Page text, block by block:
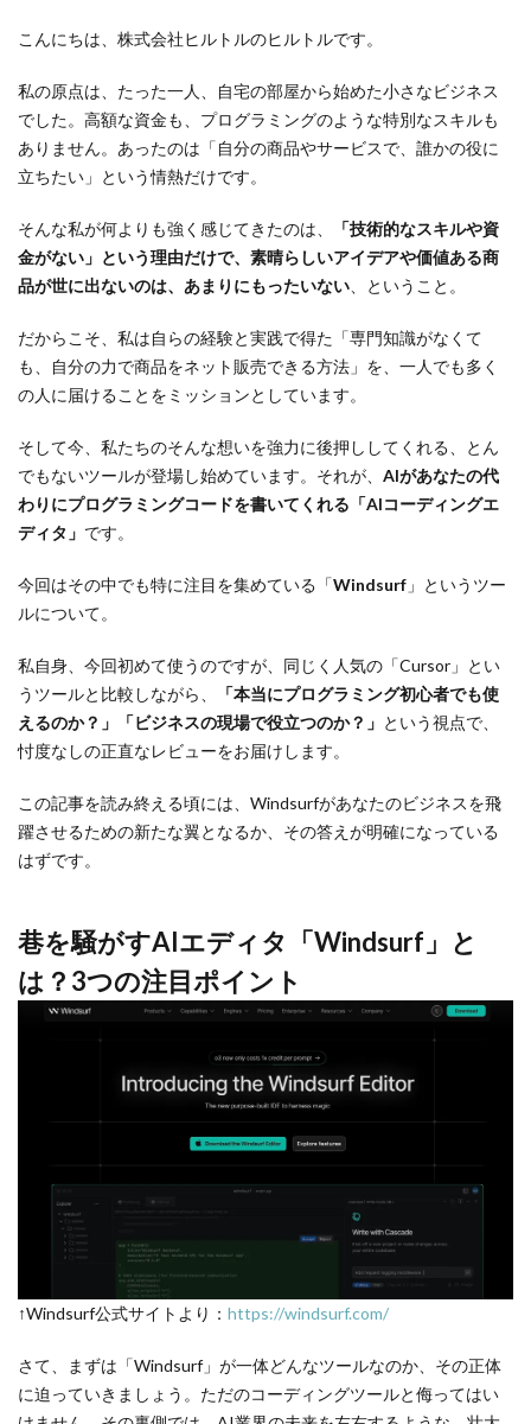
こんにちは、株式会社ヒルトルのヒルトルです。
私の原点は、たった一人、自宅の部屋から始めた小さなビジネス
でした。高額な資金も、プログラミングのような特別なスキルも
ありません。あったのは「自分の商品やサービスで、誰かの役に
立ちたい」という情熱だけです。
そんな私が何よりも強く感じてきたのは、
「技術的なスキルや資
金がない」という理由だけで、素晴らしいアイデアや価値ある商
品が世に出ないのは、あまりにもったいない 、ということ。
だからこそ、私は自らの経験と実践で得た「専門知識がなくて
も、自分の力で商品をネット販売できる方法」を、一人でも多く
の人に届けることをミッションとしています。
そして今、私たちのそんな想いを強力に後押ししてくれる、とん
でもないツールが登場し始めています。それが、 AIがあなたの代
わりにプログラミングコードを書いてくれる「AIコーディングエ
ディタ」 です。
今回はその中でも特に注目を集めている「Windsurf 」というツー
ルについて。
私自身、今回初めて使うのですが、同じく人気の「Cursor」とい
うツールと比較しながら、
「本当にプログラミング初心者でも使
えるのか？」「ビジネスの現場で役立つのか？」 という視点で、
忖度なしの正直なレビューをお届けします。
この記事を読み終える頃には、Windsurfがあなたのビジネスを飛
躍させるための新たな翼となるか、その答えが明確になっている
はずです。
巷を騒がすAIエディタ「Windsurf」と
は？3つの注目ポイント
↑Windsurf公式サイトより： https://windsurf.com/
さて、まずは「Windsurf」が一体どんなツールなのか、その正体
に迫っていきましょう。ただのコーディングツールと侮ってはい